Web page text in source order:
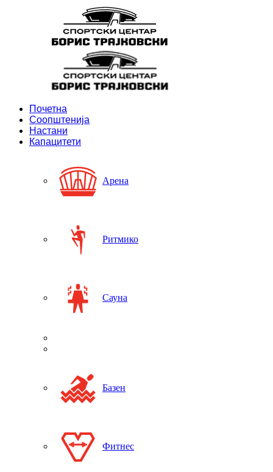
Почетна
Соопштенија
Настани
Капацитети
Арена
Ритмико
Сауна
Базен
Фитнес